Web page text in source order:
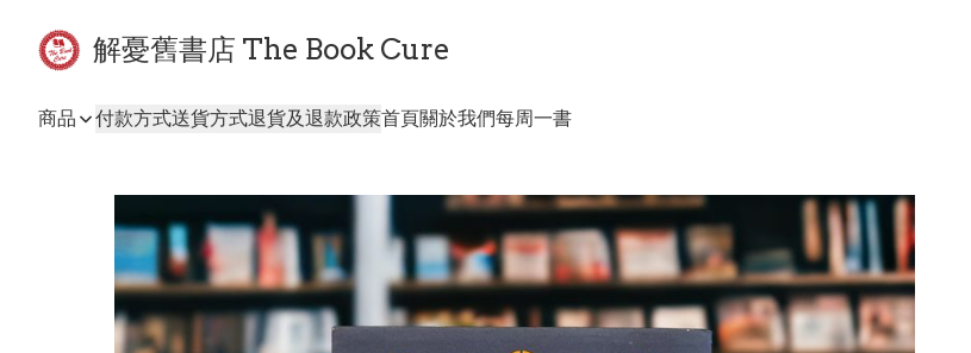
解憂舊書店 The Book Cure
商品 付款方式送貨方式退貨及退款政策首頁關於我們每周一書